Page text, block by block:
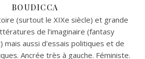
BOUDICCA
(surtout le XIXe siècle) et grande
de l’imaginaire (fantasy
mais aussi d'essais politiques et de
Ancrée très à gauche. Féministe.